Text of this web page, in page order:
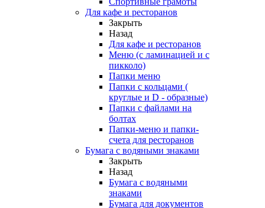
Для кафе и ресторанов
Закрыть
Назад
Для кафе и ресторанов
Меню (с ламинацией и с
пикколо)
Папки меню
Папки с кольцами (
круглые и D - образные)
Папки с файлами на
болтах
Папки-меню и папки-
счета для ресторанов
Бумага с водяными знаками
Закрыть
Назад
Бумага с водяными
знаками
Бумага для документов